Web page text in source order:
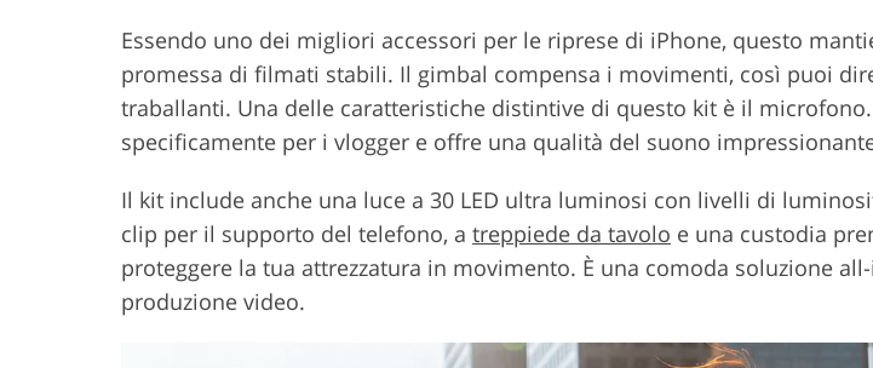
Essendo uno dei migliori accessori per le riprese di iPhone, questo
promessa di filmati stabili. Il gimbal compensa i movimenti, così puoi
traballanti. Una delle caratteristiche distintive di questo kit è il
specificamente per i vlogger e offre una qualità del suono
Il kit include anche una luce a 30 LED ultra luminosi con livelli di
clip per il supporto del telefono, a treppiede da tavolo e una custodia
proteggere la tua attrezzatura in movimento. È una comoda soluzione
produzione video.